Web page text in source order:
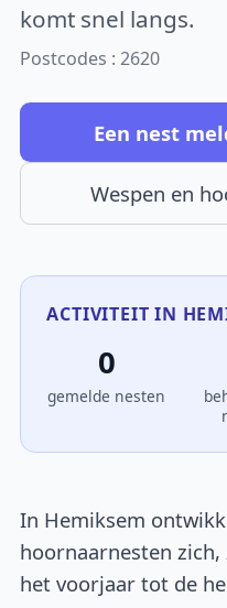
komt snel langs.
Postcodes : 2620
Een nest
Wespen en
ACTIVITEIT IN
0
gemelde nesten
In Hemiksem
hoornaarnesten
het voorjaar tot de